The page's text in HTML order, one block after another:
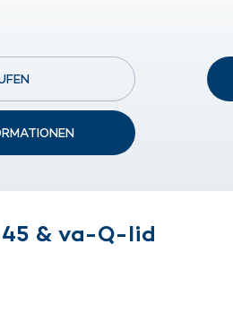
& va-Q-lid